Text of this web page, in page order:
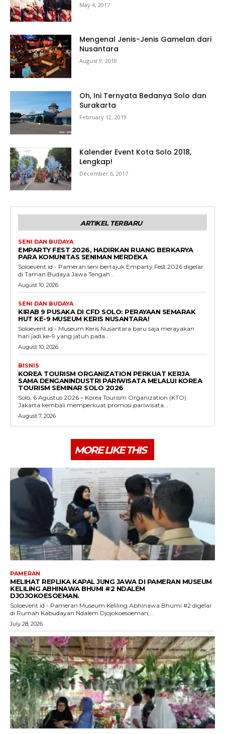
May 4, 2017
Mengenal Jenis-Jenis Gamelan dari
Nusantara
August 9, 2018
Oh, Ini Ternyata Bedanya Solo dan
Surakarta
February 12, 2019
Kalender Event Kota Solo 2018,
Lengkap!
December 6, 2017
ARTIKEL TERBARU
SENI DAN BUDAYA
EMPARTY FEST 2026, HADIRKAN RUANG BERKARYA
PARA KOMUNITAS SENIMAN MERDEKA
Soloevent.id - Pameran seni bertajuk Emparty Fest 2026 digelar
di Taman Budaya Jawa Tengah...
August 10, 2026
SENI DAN BUDAYA
KIRAB 9 PUSAKA DI CFD SOLO: PERAYAAN SEMARAK
HUT KE-9 MUSEUM KERIS NUSANTARA!
Soloevent.id - Museum Keris Nusantara baru saja merayakan
hari jadi ke-9 yang jatuh pada...
August 10, 2026
BISNIS
KOREA TOURISM ORGANIZATION PERKUAT KERJA
SAMA DENGANINDUSTRI PARIWISATA MELALUI KOREA
TOURISM SEMINAR SOLO 2026
Solo, 6 Agustus 2026 – Korea Tourism Organization (KTO)
Jakarta kembali memperkuat promosi pariwisata...
August 7, 2026
MORE LIKE THIS
PAMERAN
MELIHAT REPLIKA KAPAL JUNG JAWA DI PAMERAN MUSEUM
KELILING ABHINAWA BHUMI #2 NDALEM
DJOJOKOESOEMAN.
Soloevent.id - Pameran Museum Keliling Abhinawa Bhumi #2 digelar
di Rumah Kabudayan Ndalem Djojokoesoeman,...
July 28, 2026